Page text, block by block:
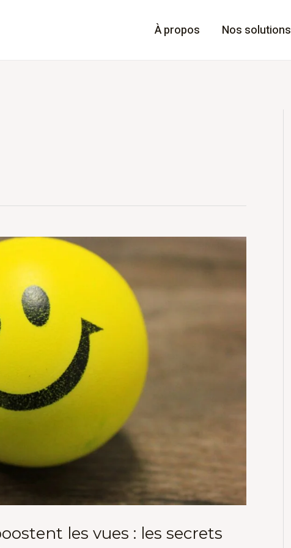
À propos Nos solutions
les vues : les secrets